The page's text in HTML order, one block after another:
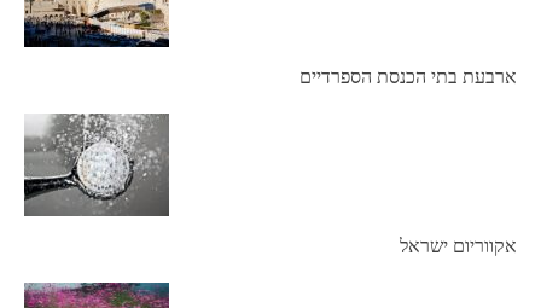
ארבעת בתי הכנסת הספרדיים
אקווריום ישראל